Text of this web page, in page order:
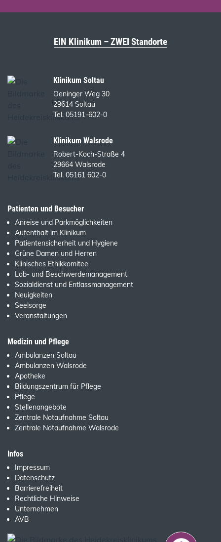
EIN Klinikum – ZWEI Standorte
Klinikum Soltau
Oeninger Weg 30
29614 Soltau
Tel. 05191-602-0
Klinikum Walsrode
Robert-Koch-Straße 4
29664 Walsrode
Tel. 05161 602-0
Patienten und Besucher
Anreise und Parkmöglichkeiten
Aufenthalt im Klinikum
Patientensicherheit und Hygiene
Grüne Damen und Herren
Klinisches Ethikkomitee
Lob- und Beschwerdemanagement
Sozialdienst und Entlassmanagement
Neuigkeiten
Seelsorge
Veranstaltungen
Medizin und Pflege
Ambulanzen Soltau
Ambulanzen Walsrode
Apotheke
Bildungszentrum für Pflege
Pflege
Stellenangebote
Zentrale Notaufnahme Soltau
Zentrale Notaufnahme Walsrode
Infos
Impressum
Datenschutz
Barrierefreiheit
Rechtliche Hinweise
Unternehmen
AVB